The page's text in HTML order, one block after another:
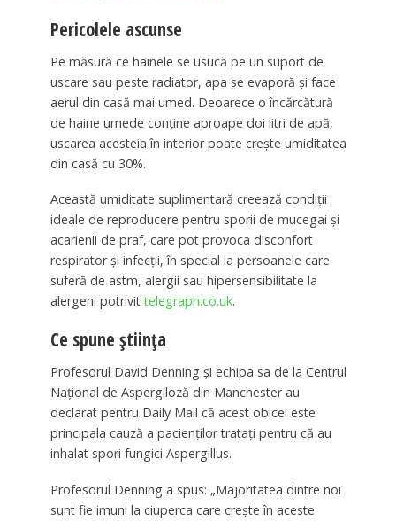
Pericolele ascunse
Pe măsură ce hainele se usucă pe un suport de
uscare sau peste radiator, apa se evaporă și face
aerul din casă mai umed. Deoarece o încărcătură
de haine umede conține aproape doi litri de apă,
uscarea acesteia în interior poate crește umiditatea
din casă cu 30%.
Această umiditate suplimentară creează condiții
ideale de reproducere pentru sporii de mucegai și
acarienii de praf, care pot provoca disconfort
respirator și infecții, în special la persoanele care
suferă de astm, alergii sau hipersensibilitate la
alergeni potrivittelegraph.co.uk.
Ce spune știința
Profesorul David Denning și echipa sa de la Centrul
Național de Aspergiloză din Manchester au
declarat pentru Daily Mail că acest obicei este
principala cauză a pacienților tratați pentru că au
inhalat spori fungici Aspergillus.
Profesorul Denning a spus: „Majoritatea dintre noi
sunt fie imuni la ciuperca care crește în aceste